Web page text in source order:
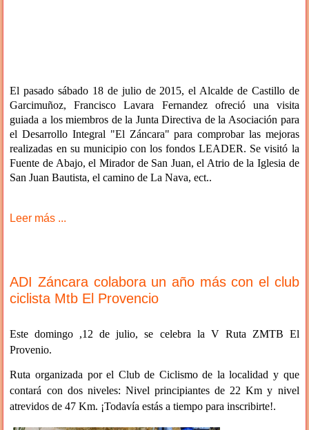
El pasado sábado 18 de julio de 2015, el Alcalde de Castillo de
Garcimuñoz, Francisco Lavara Fernandez ofreció una visita
guiada a los miembros de la Junta Directiva de la Asociación para
el Desarrollo Integral "El Záncara" para comprobar las mejoras
realizadas en su municipio con los fondos LEADER. Se visitó la
Fuente de Abajo, el Mirador de San Juan, el Atrio de la Iglesia de
San Juan Bautista, el camino de La Nava, ect..
Leer más ...
ADI Záncara colabora un año más con el club
ciclista Mtb El Provencio
Este domingo ,12 de julio, se celebra la V Ruta ZMTB El
Provenio.
Ruta organizada por el Club de Ciclismo de la localidad y que
contará con dos niveles: Nivel principiantes de 22 Km y nivel
atrevidos de 47 Km. ¡Todavía estás a tiempo para inscribirte!.